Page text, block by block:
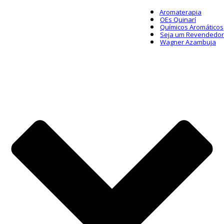
Aromaterapia
OEs Quinarí
Químicos Aromáticos
Seja um Revendedor
Wagner Azambuja